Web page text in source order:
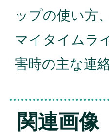
ップの使い方
マイタイムラ
害時の主な連
関連画像